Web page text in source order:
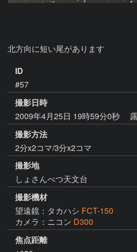
北方向に短い尾があります
ID
#57
撮影日時
2009年4月25日 19時59分0秒
撮影方法
2分x2コマ/3分x2コマ
撮影地
しょさんべつ天文台
撮影機材
望遠鏡：タカハシ FCT-150
カメラ：ニコン D300
焦点距離